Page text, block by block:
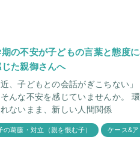
期の不安が子どもの言葉と態度
じた親御さんへ
近、子どもとの会話がぎこちない」
不安を感じていませんか。 環境が変わるこの時期、子どもは外で誰にも気
ないまま、新しい人間関係
の葛藤・対立（親を恨む子） ケース&ア